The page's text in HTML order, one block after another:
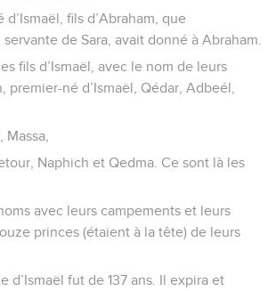
fils d’Abraham, que
de Sara, avait donné à Abraham.
fils d’Ismaël, avec le nom de leurs
premier-né d’Ismaël, Qédar, Adbeél,
Massa,
Naphich et Qedma. Ce sont là les
avec leurs campements et leurs
princes (étaient à la tête) de leurs
d’Ismaël fut de 137 ans. Il expira et